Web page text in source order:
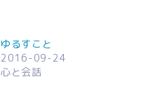
ゆるすこと
2016-09-24
心と会話